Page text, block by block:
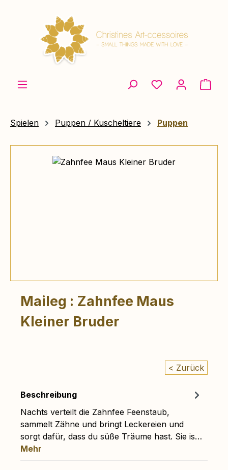
Spielen Puppen / Kuscheltiere Puppen
Bildergalerie überspringen
Maileg : Zahnfee Maus
Kleiner Bruder
< Zurück
Beschreibung
Nachts verteilt die Zahnfee Feenstaub,
sammelt Zähne und bringt Leckereien und
sorgt dafür, dass du süße Träume hast. Sie is…
Mehr